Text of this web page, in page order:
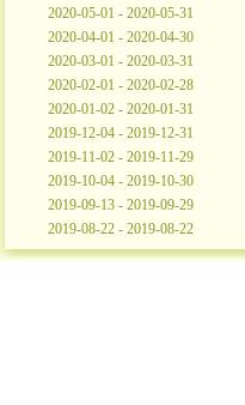
2020-05-01 - 2020-05-31
2020-04-01 - 2020-04-30
2020-03-01 - 2020-03-31
2020-02-01 - 2020-02-28
2020-01-02 - 2020-01-31
2019-12-04 - 2019-12-31
2019-11-02 - 2019-11-29
2019-10-04 - 2019-10-30
2019-09-13 - 2019-09-29
2019-08-22 - 2019-08-22